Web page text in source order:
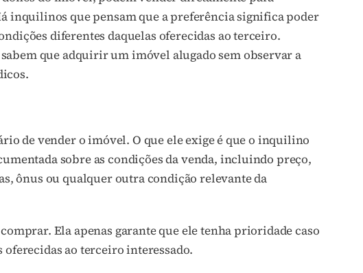
inquilinos que pensam que a preferência significa poder
diferentes daquelas oferecidas ao terceiro.
que adquirir um imóvel alugado sem observar a
de vender o imóvel. O que ele exige é que o inquilino
sobre as condições da venda, incluindo preço,
ônus ou qualquer outra condição relevante da
Ela apenas garante que ele tenha prioridade caso
ao terceiro interessado.